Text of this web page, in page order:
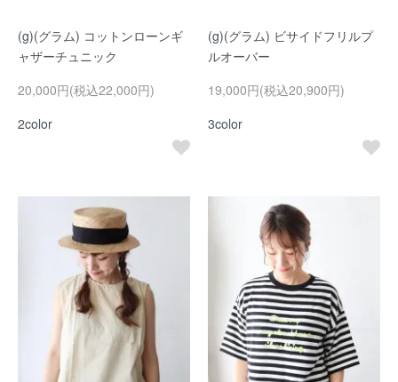
(g)(グラム) コットンローンギ
ャザーチュニック
20,000円(税込22,000円)
2color
(g)(グラム) ビサイドフリルプ
ルオーバー
19,000円(税込20,900円)
3color